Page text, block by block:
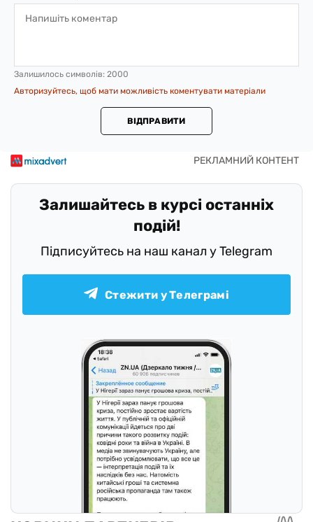
Залишилось символів: 2000
Авторизуйтесь, щоб мати можливість коментувати матеріали
ВІДПРАВИТИ
Залишайтесь в курсі останніх
подій!
Підписуйтесь на наш канал у Telegram
Стежити у Телеграмі